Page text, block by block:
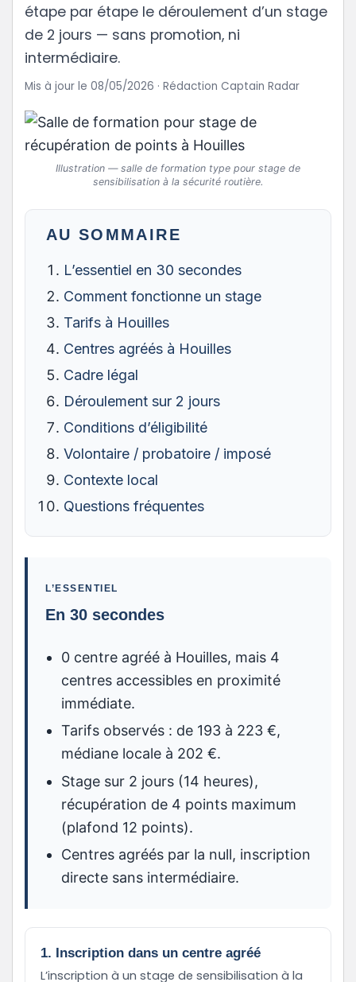
étape par étape le déroulement d’un stage
de 2 jours — sans promotion, ni
intermédiaire.
Mis à jour le 08/05/2026 · Rédaction Captain Radar
Illustration — salle de formation type pour stage de
sensibilisation à la sécurité routière.
AU SOMMAIRE
L’essentiel en 30 secondes
Comment fonctionne un stage
Tarifs à Houilles
Centres agréés à Houilles
Cadre légal
Déroulement sur 2 jours
Conditions d’éligibilité
Volontaire / probatoire / imposé
Contexte local
Questions fréquentes
L’ESSENTIEL
En 30 secondes
0 centre agréé à Houilles, mais 4
centres accessibles en proximité
immédiate.
Tarifs observés : de 193 à 223 €,
médiane locale à 202 €.
Stage sur 2 jours (14 heures),
récupération de 4 points maximum
(plafond 12 points).
Centres agréés par la null, inscription
directe sans intermédiaire.
1. Inscription dans un centre agréé
L’inscription à un stage de sensibilisation à la